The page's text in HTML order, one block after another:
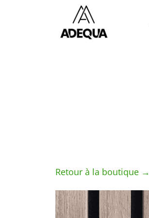
Retour à la boutique →